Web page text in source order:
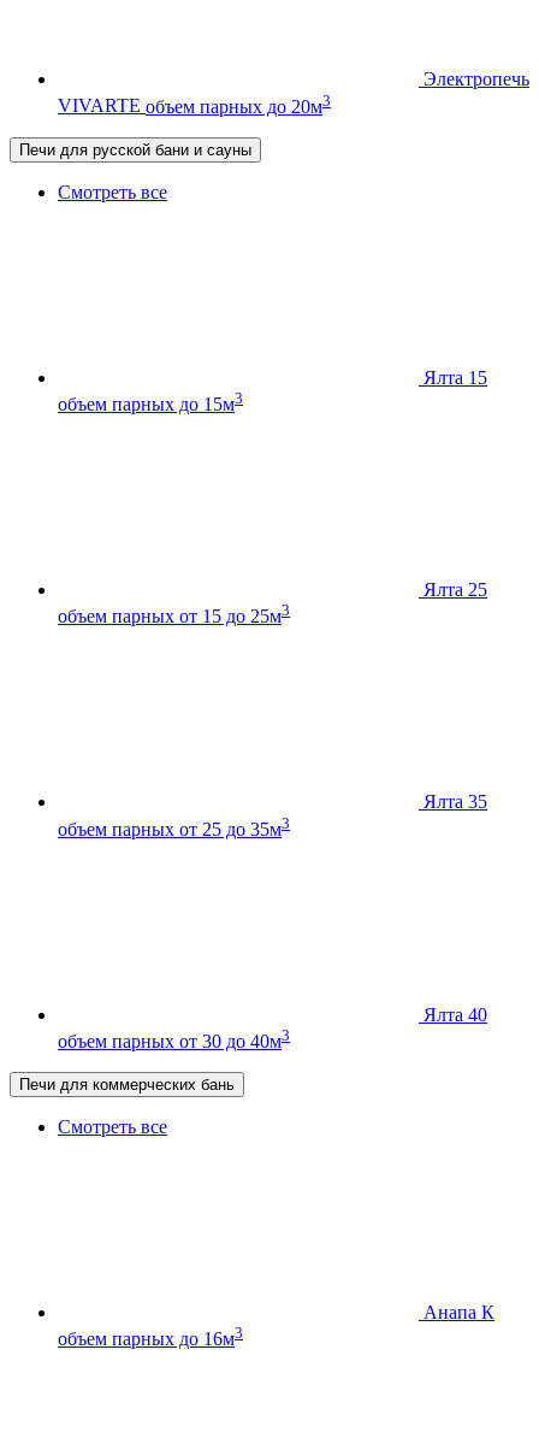
Электропечь
VIVARTE объем парных до 20м3
Печи для русской бани и сауны
Смотреть все
Ялта 15
объем парных до 15м3
Ялта 25
объем парных от 15 до 25м3
Ялта 35
объем парных от 25 до 35м3
Ялта 40
объем парных от 30 до 40м3
Печи для коммерческих бань
Смотреть все
Анапа К
объем парных до 16м3